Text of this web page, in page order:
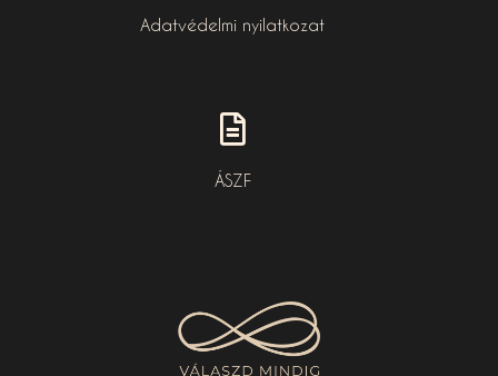
Adatvédelmi nyilatkozat
ÁSZF